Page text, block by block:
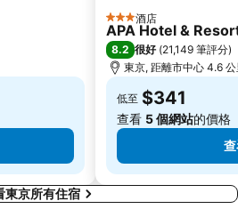
Shinjuku-gyoemmae Metro Station
Hamamatsucho station
Nishi-Kasai Metro Station
Shimbashi Metro Station
Toyosu Station
3 星級酒店
APA Hotel &
8.2 很好 (21,149 筆評分)
東京, 距離市中心 4.6
低至 $341
查看 5 個網站的價格
東京所有住宿